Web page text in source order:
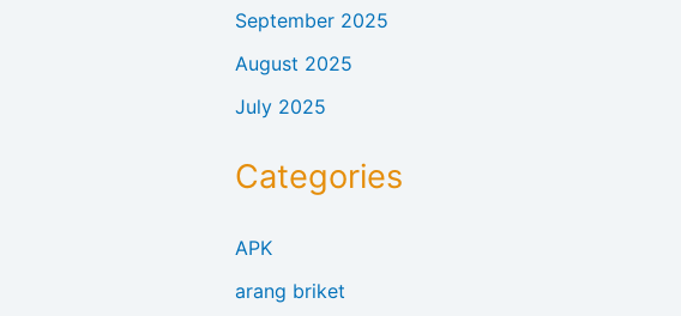
September 2025
August 2025
July 2025
Categories
APK
arang briket